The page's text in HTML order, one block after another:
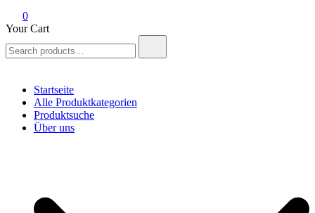
0
Your Cart
for:
Startseite
Alle Produktkategorien
Produktsuche
Über uns